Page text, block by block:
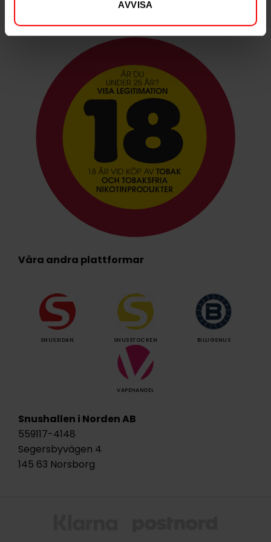
AVVISA
Våra andra plattformar
SNUSSIDAN SNUSSTOCKEN BILLIGSNUS
VAPEHANDEL
Snushallen i Norden AB
559117-4148
Segersbyvägen 4
145 63 Norsborg